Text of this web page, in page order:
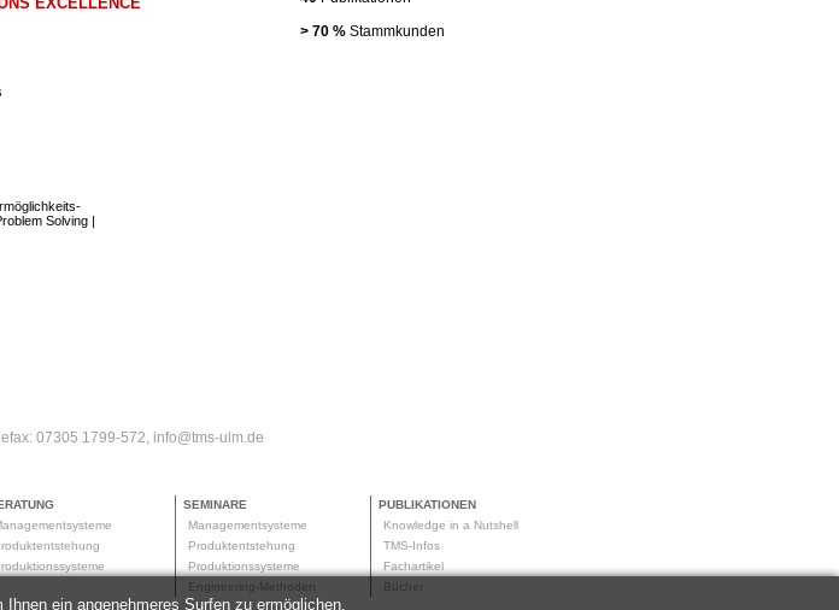
Solving |
> 70 % Stammkunden
07305 1799-572, info@tms-ulm.de
SEMINARE
Managementsysteme
Produktentstehung
Produktionssysteme
Engineering-Methoden
PUBLIKATIONEN
Knowledge in a Nutshell
TMS-Infos
Fachartikel
Bücher
ein angenehmeres Surfen zu ermöglichen.